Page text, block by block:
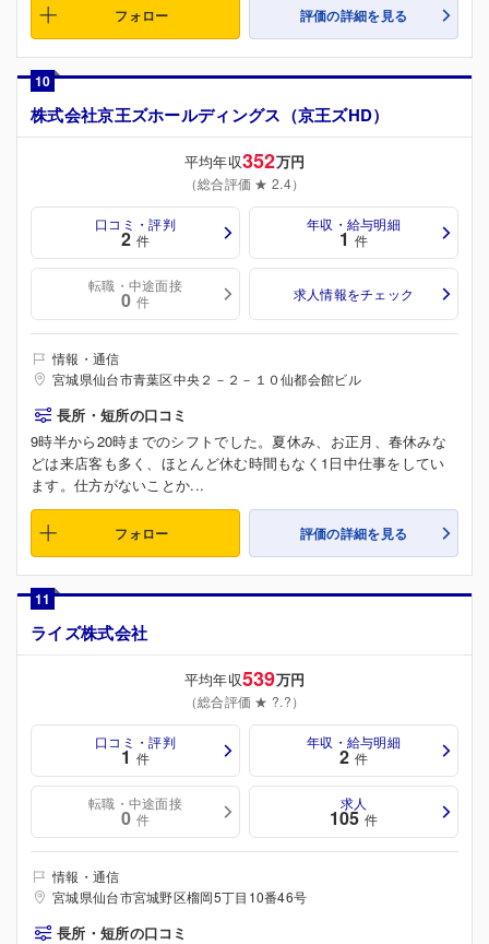
フォロー 評価の詳細を見る
10
株式会社京王ズホールディングス（京王ズHD）
平均年収352万円
（総合評価 ★ 2.4）
口コミ・評判
2 件
年収・給与明細
1 件
転職・中途面接
0 件 求人情報をチェック
情報・通信
宮城県仙台市青葉区中央２－２－１０仙都会館ビル
長所・短所の口コミ
9時半から20時までのシフトでした。夏休み、お正月、春休みな
どは来店客も多く、ほとんど休む時間もなく1日中仕事をしてい
ます。仕方がないことか...
フォロー 評価の詳細を見る
11
ライズ株式会社
平均年収539万円
（総合評価 ★ ?.?）
口コミ・評判
1 件
年収・給与明細
2 件
転職・中途面接
0 件
求人
105 件
情報・通信
宮城県仙台市宮城野区榴岡5丁目10番46号
長所・短所の口コミ